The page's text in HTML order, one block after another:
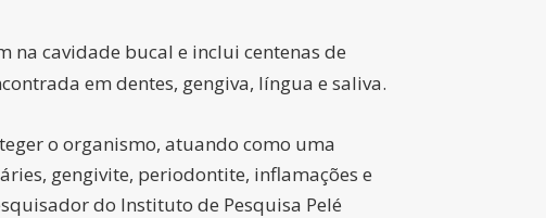
na cavidade bucal e inclui centenas de
em dentes, gengiva, língua e saliva.
o organismo, atuando como uma
gengivite, periodontite, inflamações e
do Instituto de Pesquisa Pelé